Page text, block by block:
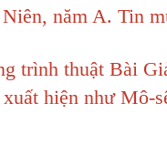
năm A. Tin
trình thuật Bài
hiện như